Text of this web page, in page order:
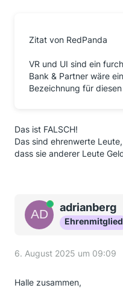
Zitat von RedPanda
VR und UI sind ein
Bank & Partner wäre
Bezeichnung für
Das ist FALSCH!
Das sind ehrenwerte
dass sie anderer Leute
Onlineadrianberg
Ehrenmitglied
6. August 2025 um 09:09
Halle zusammen,